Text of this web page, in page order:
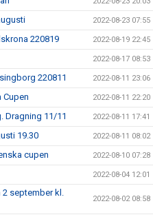
2022-08-23 07:55
220819 2022-08-19 22:45
2022-08-17 08:53
220811 2022-08-11 23:06
Cupen 2022-08-11 22:20
Dragning 11/11 2022-08-11 17:41
19.30 2022-08-11 08:02
cupen 2022-08-10 07:28
2022-08-04 12:01
2 september kl.
2022-08-02 08:58